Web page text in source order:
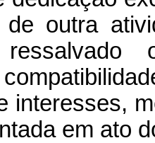
de outra
interesses,
em ato